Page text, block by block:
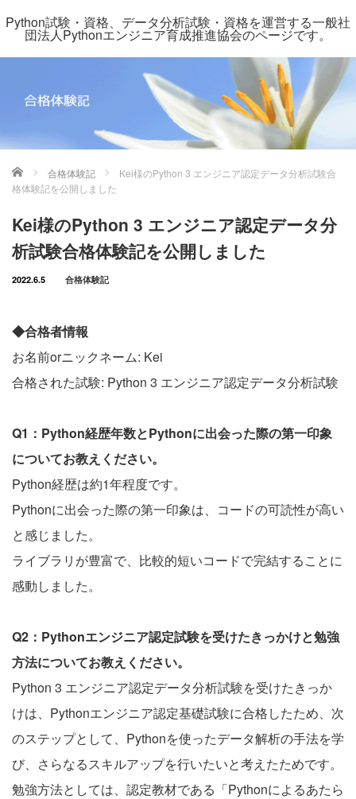
Python試験・資格、データ分析試験・資格を運営する一般社
団法人Pythonエンジニア育成推進協会のページです。
ホーム 合格体験記
Kei様のPython 3 エンジニア認定データ分析試験合
格体験記を公開しました
Kei様のPython 3 エンジニア認定データ分
析試験合格体験記を公開しました
2022.6.5 合格体験記
◆合格者情報
お名前orニックネーム: Kei
合格された試験: Python 3 エンジニア認定データ分析試験
Q1：Python経歴年数とPythonに出会った際の第一印象
についてお教えください。
Python経歴は約1年程度です。
Pythonに出会った際の第一印象は、コードの可読性が高い
と感じました。
ライブラリが豊富で、比較的短いコードで完結することに
感動しました。
Q2：Pythonエンジニア認定試験を受けたきっかけと勉強
方法についてお教えください。
Python 3 エンジニア認定データ分析試験を受けたきっか
けは、Pythonエンジニア認定基礎試験に合格したため、次
のステップとして、Pythonを使ったデータ解析の手法を学
び、さらなるスキルアップを行いたいと考えたためです。
勉強方法としては、認定教材である「Pythonによるあたら